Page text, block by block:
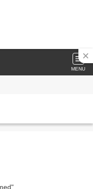
MENU